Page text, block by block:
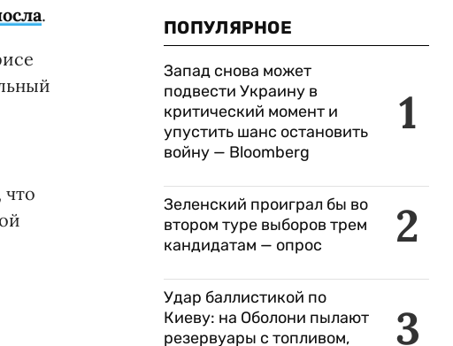
.
ПОПУЛЯРНОЕ
1
Запад снова может
подвести Украину в
критический момент и
упустить шанс остановить
войну — Bloomberg
2
Зеленский проиграл бы во
втором туре выборов трем
кандидатам — опрос
3
Удар баллистикой по
Киеву: на Оболони пылают
резервуары с топливом,